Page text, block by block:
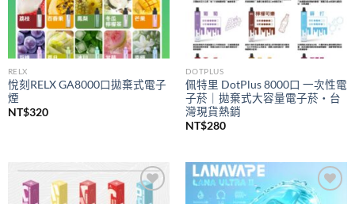
RELX
悅刻RELX GA8000口拋棄式電子
煙
NT$320
DOTPLUS
佩特里 DotPlus 8000口 一次性電
子菸｜拋棄式大容量電子菸・台
灣現貨熱銷
NT$280
Add to
Add to